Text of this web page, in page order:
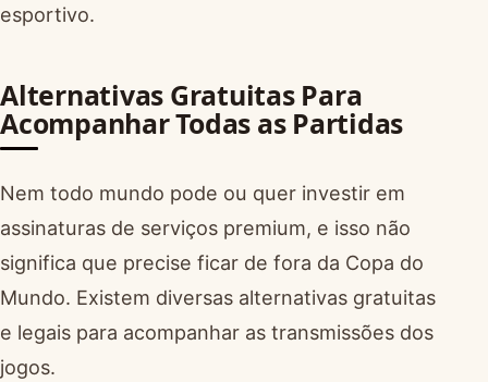
esportivo.
Alternativas Gratuitas Para
Acompanhar Todas as Partidas
Nem todo mundo pode ou quer investir em
assinaturas de serviços premium, e isso não
significa que precise ficar de fora da Copa do
Mundo. Existem diversas alternativas gratuitas
e legais para acompanhar as transmissões dos
jogos.